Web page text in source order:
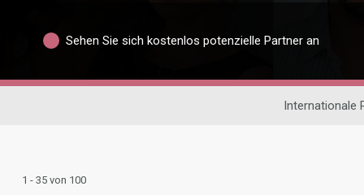
Sehen Sie sich kostenlos potenzielle Partner an
Internationale
1 - 35 von 100